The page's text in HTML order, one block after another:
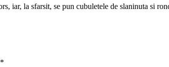
iar, la sfarsit, se pun cubuletele de slaninuta si
*